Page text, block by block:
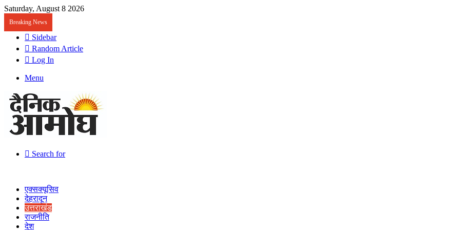
Saturday, August 8 2026
Breaking News
Sidebar
Random Article
Log In
Menu
Search for
एक्सक्यूसिव
देहरादून
उत्तराखंड
राजनीति
देश